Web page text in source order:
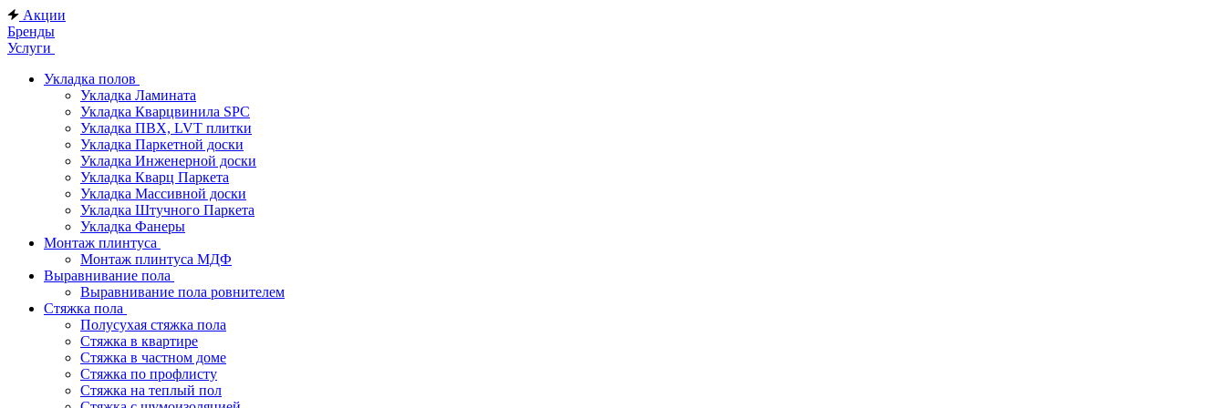
Акции
Бренды
Услуги
Укладка полов
Укладка Ламината
Укладка Кварцвинила SPC
Укладка ПВХ, LVT плитки
Укладка Паркетной доски
Укладка Инженерной доски
Укладка Кварц Паркета
Укладка Массивной доски
Укладка Штучного Паркета
Укладка Фанеры
Монтаж плинтуса
Монтаж плинтуса МДФ
Выравнивание пола
Выравнивание пола ровнителем
Стяжка пола
Полусухая стяжка пола
Стяжка в квартире
Стяжка в частном доме
Стяжка по профлисту
Стяжка на теплый пол